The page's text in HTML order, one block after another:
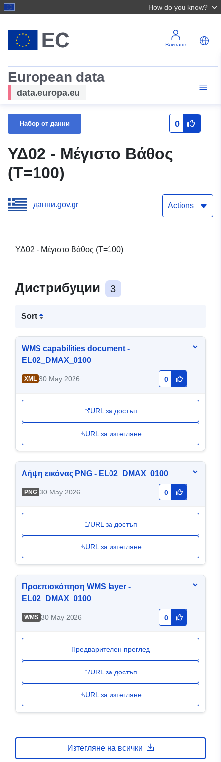
How do you know?
Влизане
European data
data.europa.eu
Набор от данни 0
ΥΔ02 - Μέγιστο Βάθος
(T=100)
данни.gov.gr Actions
ΥΔ02 - Μέγιστο Βάθος (T=100)
Дистрибуции 3
Sort
WMS capabilities document -
EL02_DMAX_0100
XML 30 May 2026 0
URL за достъп
URL за изтегляне
Λήψη εικόνας PNG - EL02_DMAX_0100
PNG 30 May 2026 0
URL за достъп
URL за изтегляне
Προεπισκόπηση WMS layer -
EL02_DMAX_0100
WMS 30 May 2026 0
Предварителен преглед
URL за достъп
URL за изтегляне
Изтегляне на всички